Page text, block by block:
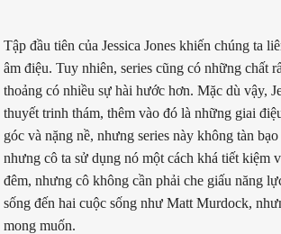
Tập đầu tiên của Jessica Jones khiến chúng ta
âm điệu. Tuy nhiên, series cũng có những chất
thoảng có nhiều sự hài hước hơn. Mặc dù vậy,
thuyết trinh thám, thêm vào đó là những giai
góc và nặng nề, nhưng series này không tàn
nhưng cô ta sử dụng nó một cách khá tiết kiệm
đêm, nhưng cô không cần phải che giấu năng
sống đến hai cuộc sống như Matt Murdock,
mong muốn.